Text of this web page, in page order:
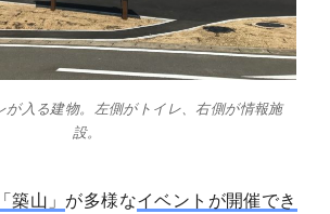
が入る建物。左側がトイレ、右側が情報施
設。
「築山」 が多様なイベントが開催でき